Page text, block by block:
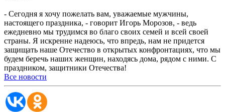
- Сегодня я хочу пожелать вам, уважаемые мужчины,
настоящего праздника, - говорит Игорь Морозов, - ведь
ежедневно мы трудимся во благо своих семей и всей своей
страны. Я искренне надеюсь, что впредь, нам не придется
защищать наше Отечество в открытых конфронтациях, что мы
будем беречь наших женщин, находясь дома, рядом с ними. С
праздником, защитники Отечества!
Все новости